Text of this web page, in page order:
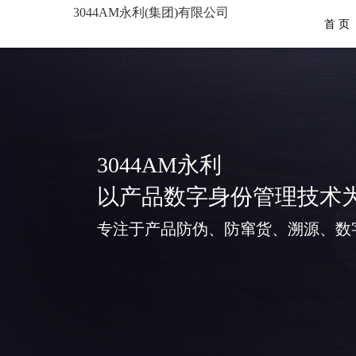
3044AM永利(集团)有限公司
首 页
3044AM永利
以产品数字身份管理技术
专注于产品防伪、防窜货、溯源、